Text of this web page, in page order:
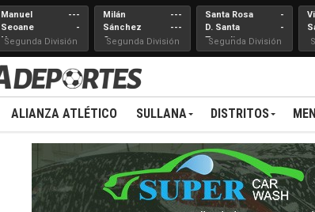
Manuel
Seoane
Nueva
Juventud
---
-
Segunda División
Milán
Sánchez
Cerro
---
---
Segunda División
Santa Rosa
D. Santa
Teresita
-
-
Segunda División
ALIANZA ATLÉTICO SULLANA DISTRITOS